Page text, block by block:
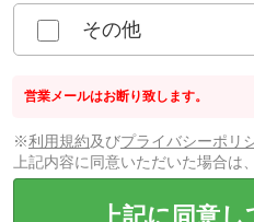
その他
営業メールはお断り致します。
※利用規約及びプライバシーポリ
上記内容に同意いただいた場合は
上記に同意し